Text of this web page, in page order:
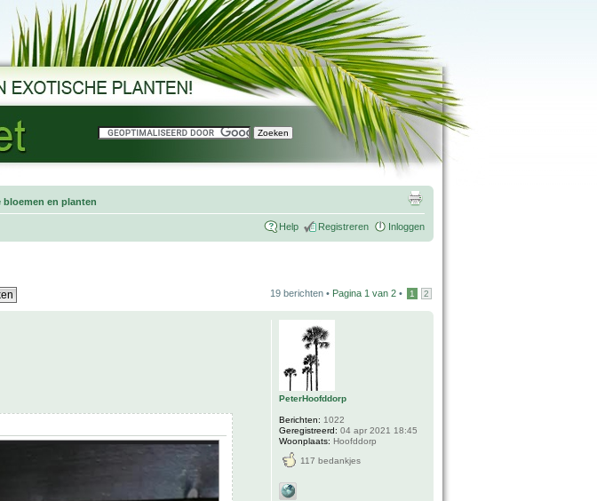
bloemen en planten
Help Registreren Inloggen
19 berichten • Pagina 1 van 2 • 1 2
PeterHoofddorp
Berichten: 1022
Geregistreerd: 04 apr 2021 18:45
Woonplaats: Hoofddorp
117 bedankjes